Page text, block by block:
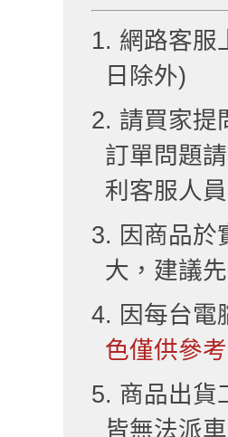
1. 網路客服
日除外)
2. 請買家提
訂單問題
利客服人
3. 因商品於
大，建議
4. 因每台電
色僅供參
5. 商品出貨
皆無法派